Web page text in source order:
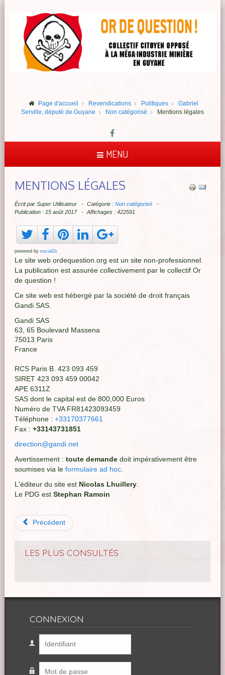
Page d'accueil Revendications Politiques
Gabriel
Serville, député de Guyane
Non catégorisé Mentions légales
MENU
MENTIONS LÉGALES
Écrit par Super Utilisateur Catégorie : Non catégorisé
Publication : 15 août 2017
Affichages : 422591
powered by social2s
Le site web ordequestion.org est un site non-professionnel.
La publication est assurée collectivement par le collectif Or
de question !
Ce site web est hébergé par la société de droit français
Gandi SAS.
Gandi SAS
63, 65 Boulevard Massena
75013 Paris
France
RCS Paris B. 423 093 459
SIRET 423 093 459 00042
APE 6311Z
SAS dont le capital est de 800,000 Euros
Numéro de TVA FR81423093459
Téléphone : +33170377661
Fax : +33143731851
direction@gandi.net
Avertissement : toute demande doit impérativement être
soumises via le formulaire ad hoc.
L'éditeur du site est Nicolas Lhuillery.
Le PDG est Stephan Ramoin
Précédent
LES PLUS CONSULTÉS
CONNEXION